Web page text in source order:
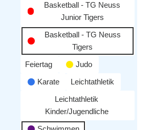
Basketball - TG Neuss
Junior Tigers
Basketball - TG Neuss
Tigers
Feiertag
Judo
Karate
Leichtathletik
Leichtathletik
Kinder/Jugendliche